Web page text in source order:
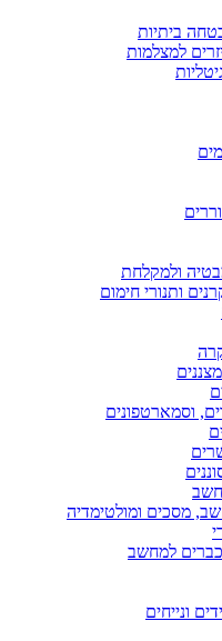
ביתיות
למצלמות
ולמקלחת
ותנורי חימום
וסמארטפונים
מסכים ומולטימדיה
למחשב
ונייחים